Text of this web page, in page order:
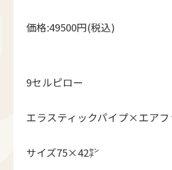
価格:49500円(税込)
9セルピロー
エラスティックパイプ×エア
サイズ75×42㌢